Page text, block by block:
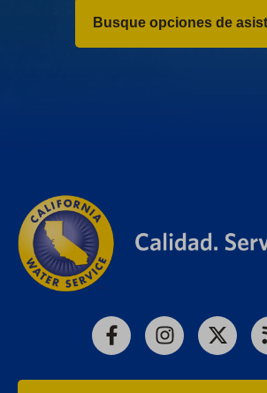
Busque opciones de
FacebookInstagram
X